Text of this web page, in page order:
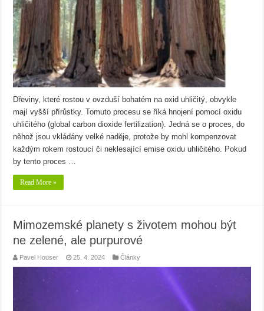
Dřeviny, které rostou v ovzduší bohatém na oxid uhličitý, obvykle
mají vyšší přírůstky. Tomuto procesu se říká hnojení pomocí oxidu
uhličitého (global carbon dioxide fertilization). Jedná se o proces, do
něhož jsou vkládány velké naděje, protože by mohl kompenzovat
každým rokem rostoucí či neklesající emise oxidu uhličitého. Pokud
by tento proces …
Read More »
Mimozemské planety s životem mohou být
ne zelené, ale purpurové
Pavel Houser 25. 4. 2024 Články